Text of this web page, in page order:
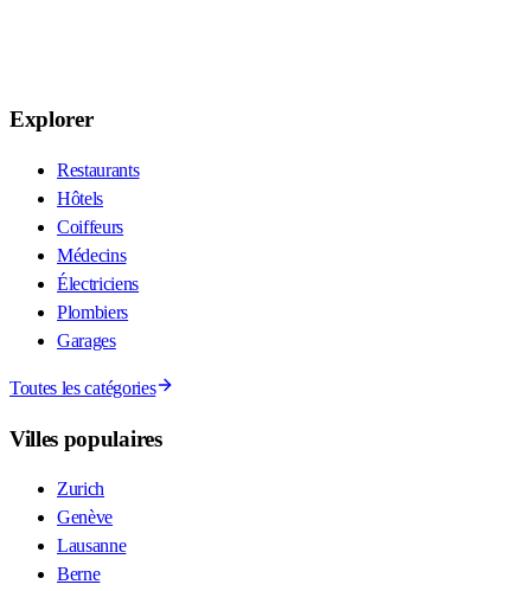
Explorer
Restaurants
Hôtels
Coiffeurs
Médecins
Électriciens
Plombiers
Garages
Toutes les catégories
Villes populaires
Zurich
Genève
Lausanne
Berne